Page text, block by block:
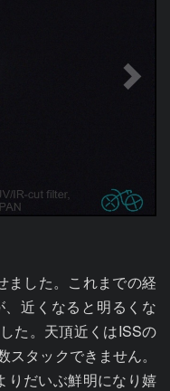
ました。これまでの経
近くなると明るくな
た。天頂近くはISSの
タックできません。
りだいぶ鮮明になり嬉